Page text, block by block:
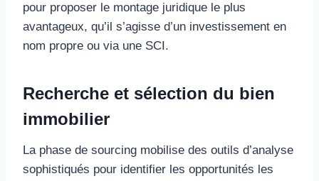
pour proposer le montage juridique le plus
avantageux, qu’il s’agisse d’un investissement en
nom propre ou via une SCI.
Recherche et sélection du bien
immobilier
La phase de sourcing mobilise des outils d’analyse
sophistiqués pour identifier les opportunités les